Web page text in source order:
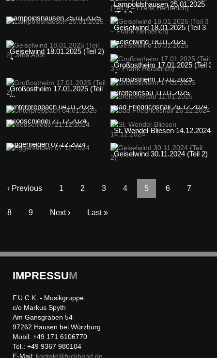
Lampoldshausen 25.01.2025
(Teil 3...
Lampoldshausen 25.01.2025
Geiselwind 18.01.2025 (Teil 3
Geiselwind 18.01.2025 (Teil 2)
Ja...
Geiselwind 18.01.2025
Großostheim 17.01.2025 (Teil 3
&...
Großostheim 17.01.2025 (Teil
2)
Großostheim 17.01.2025
Breitenlesau 11.01.2025
Unterpreppach 04.01.2025
Bad Friedrichshall 26.12.2024
Modschiedel 21.12.2024
St. Wendel-Bliesen 14.12.2024
Eggenfelden 07.12.2024
Geiselwind 30.11.2024 (Teil 2)
‹ Previous 1 2 3 4 5 6 7
8 9 Next › Last »
IMPRESSUM
F.U.C.K. - Musikgruppe
c/o Markus Spyth
Am Gansgraben 54
97262 Hausen bei Würzburg
Mobil: +49 171 6106770
Tel.: +49 9367 980104
E-Mail: kontakt@fuckband.de